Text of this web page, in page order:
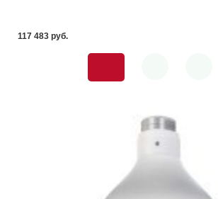
117 483 pуб.